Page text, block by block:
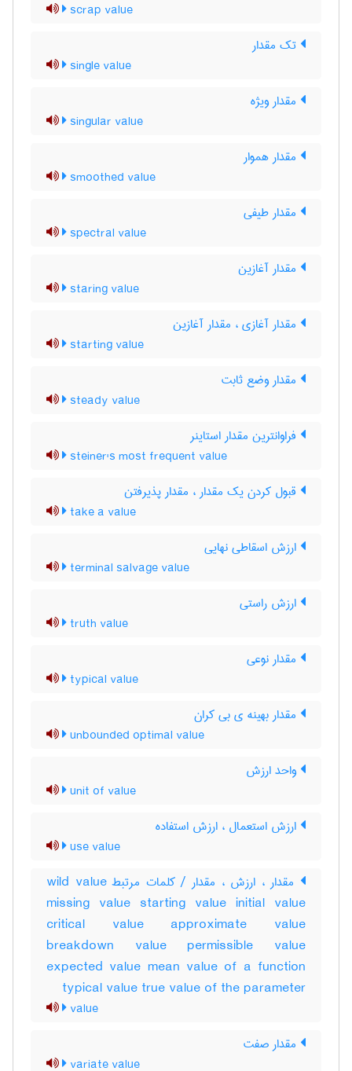
scrap value
تک مقدار
single value
مقدار ویژه
singular value
مقدار هموار
smoothed value
مقدار طیفی
spectral value
مقدار آغازین
staring value
مقدار آغازی ، مقدار آغازین
starting value
مقدار وضع ثابت
steady value
فراوانترین مقدار استاینر
steiner's most frequent value
قبول کردن یک مقدار ، مقدار پذیرفتن
take a value
ارزش اسقاطی نهایی
terminal salvage value
ارزش راستی
truth value
مقدار نوعی
typical value
مقدار بهینه ی بی کران
unbounded optimal value
واحد ارزش
unit of value
ارزش استعمال ، ارزش استفاده
use value
مقدار ، ارزش ، مقدار / کلمات مرتبط wild value
missing value starting value initial value
critical value approximate value
breakdown value permissible value
expected value mean value of a function
typical value true value of the parameter
value
مقدار صفت
variate value